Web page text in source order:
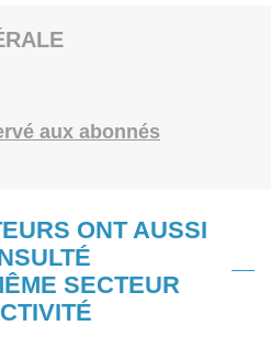
aux abonnés
ONT AUSSI
SECTEUR